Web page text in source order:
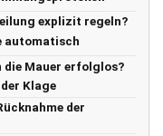
explizit regeln?
automatisch
die Mauer erfolglos?
Klage
der